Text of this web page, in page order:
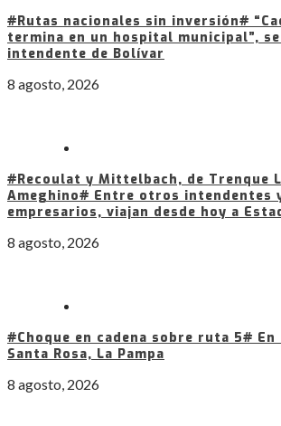
#Rutas nacionales sin inversión#
termina en un hospital municipal”,
intendente de Bolívar
8 agosto, 2026
#Recoulat y Mittelbach, de Trenque
Ameghino# Entre otros intendentes
empresarios, viajan desde hoy a
8 agosto, 2026
#Choque en cadena sobre ruta 5# En
Santa Rosa, La Pampa
8 agosto, 2026